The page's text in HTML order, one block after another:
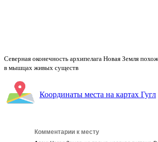
чтоб показать такие удивительные пейзажи.